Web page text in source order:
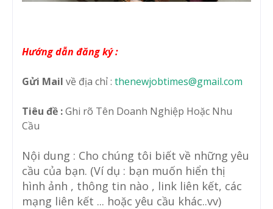
Hướng dẫn đăng ký :
Gửi Mail về địa chỉ : thenewjobtimes@gmail.com
Tiêu đề :Ghi rõ Tên Doanh Nghiệp Hoặc Nhu
Cầu
Nội dung : Cho chúng tôi biết về những yêu
cầu của bạn. (Ví dụ : bạn muốn hiển thị
hình ảnh , thông tin nào , link liên kết, các
mạng liên kết ... hoặc yêu cầu khác..vv)